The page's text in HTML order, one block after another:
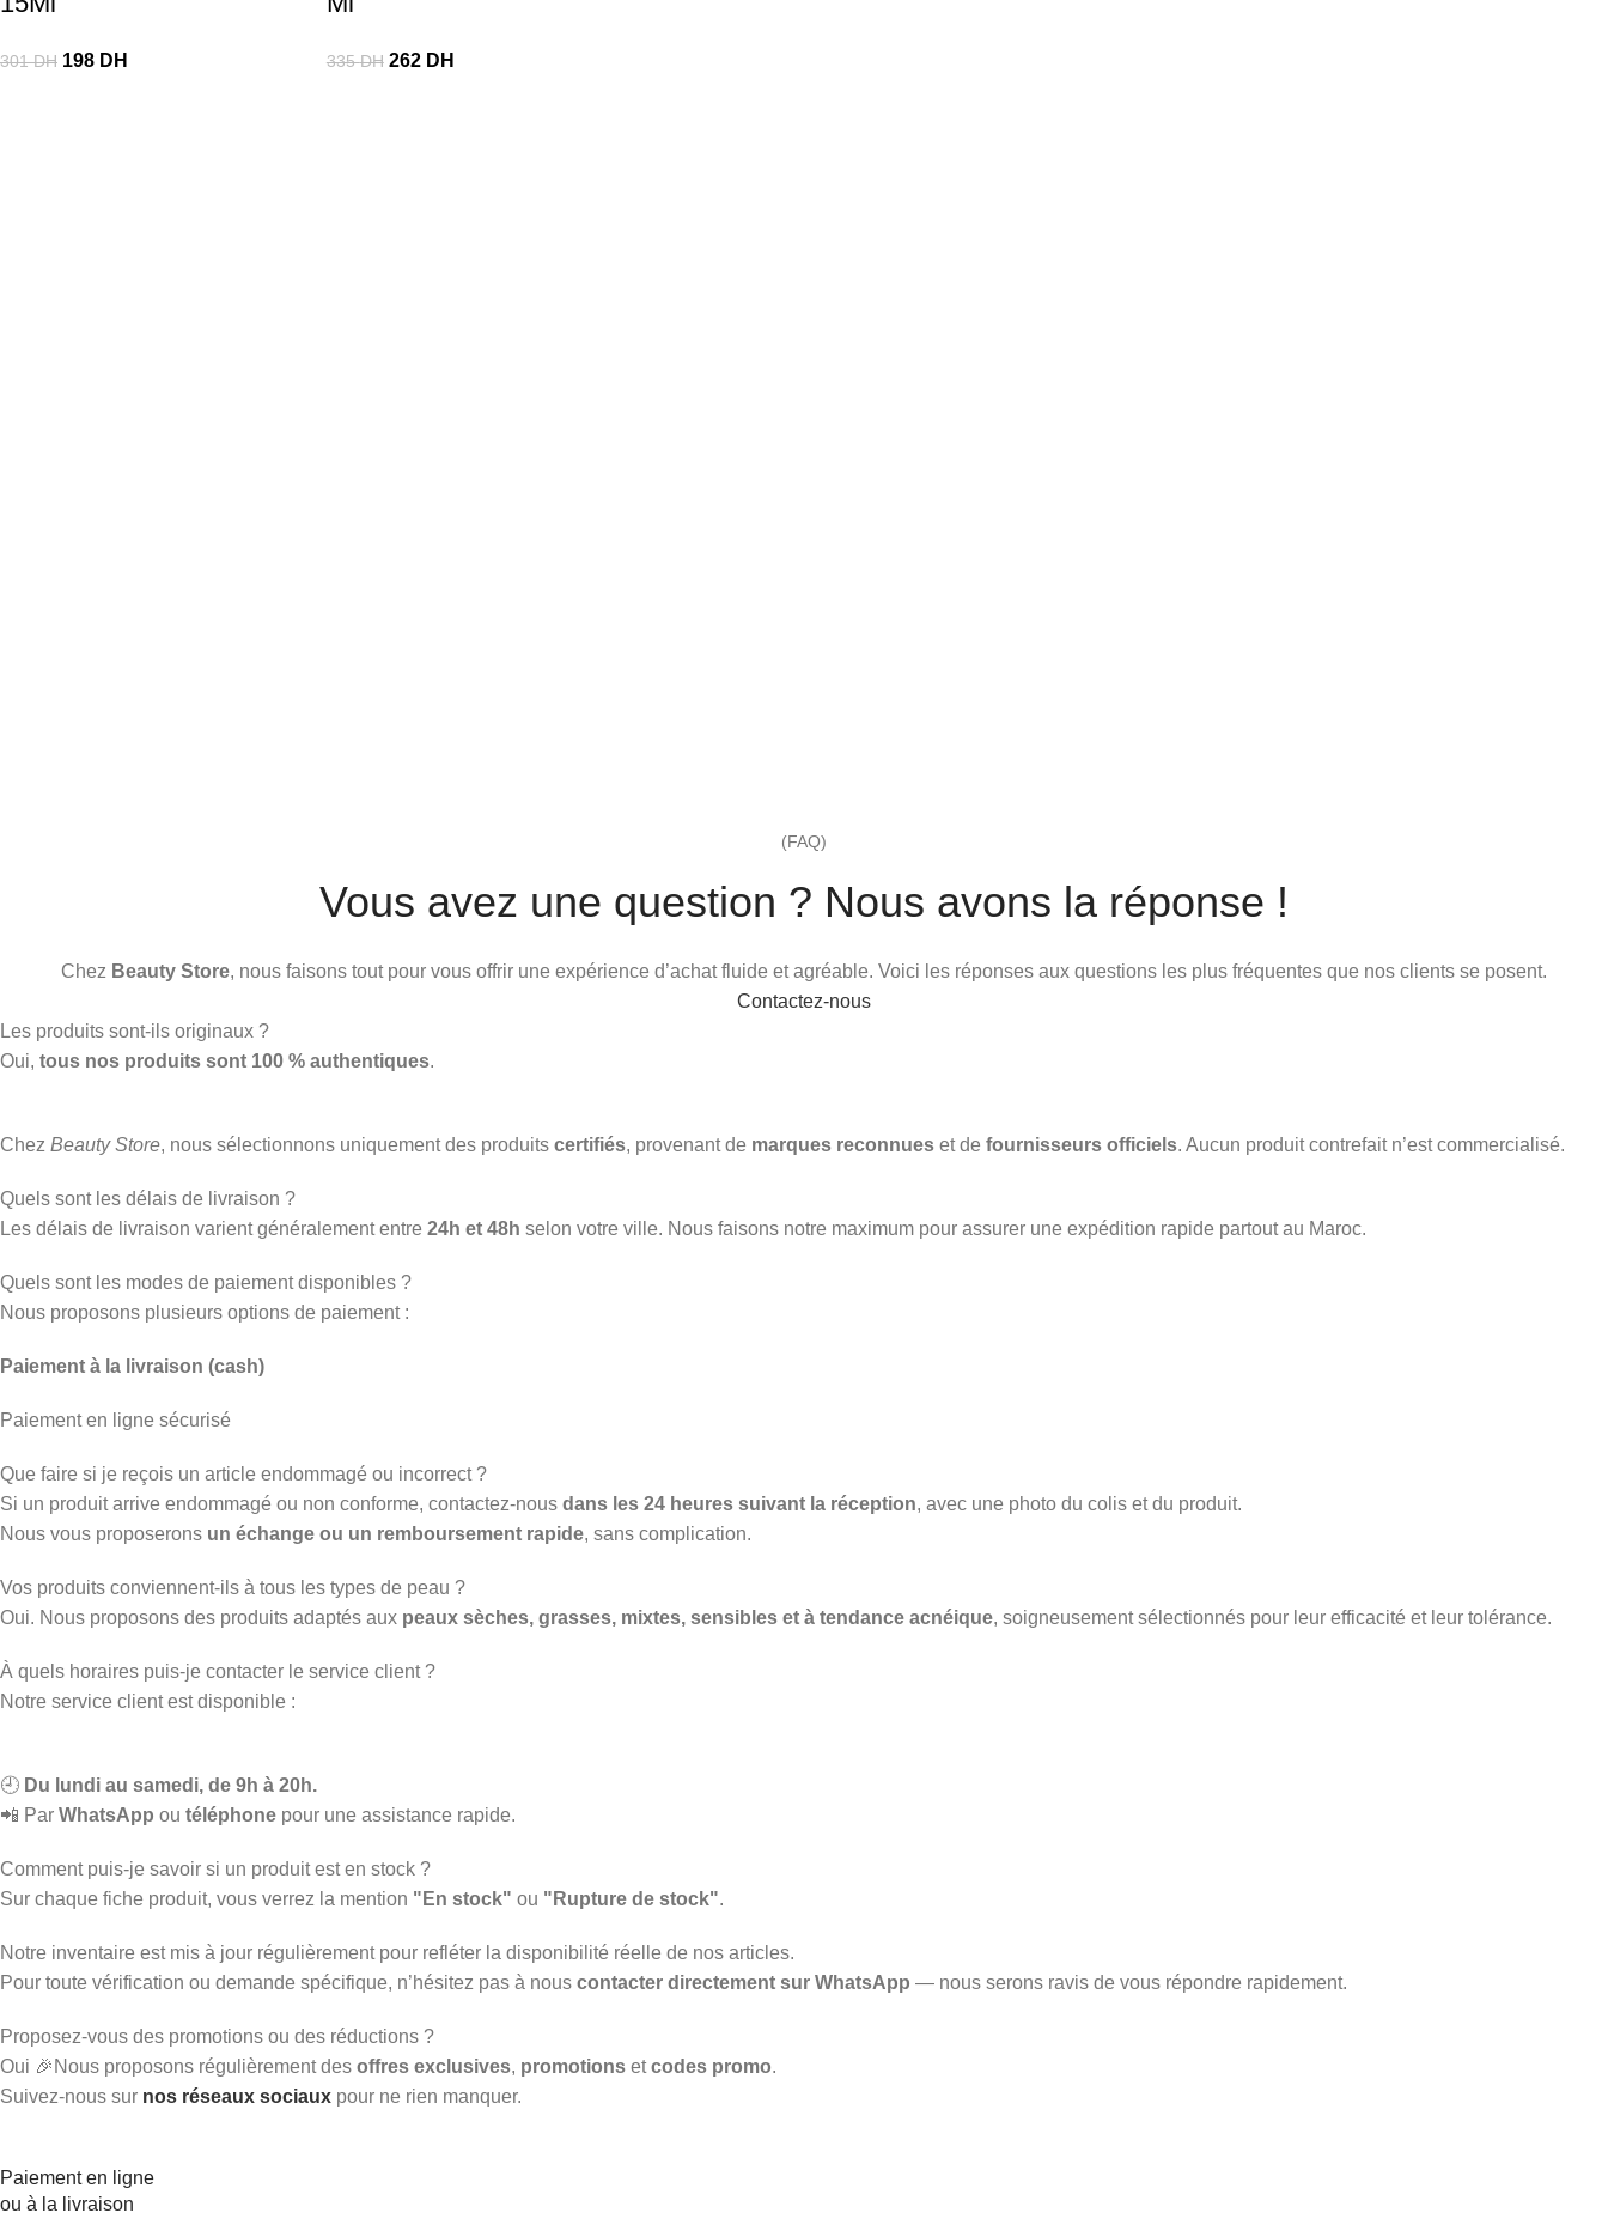
301DH 198 DH 335DH 262 DH
(FAQ)
Vous avez une question ? Nous avons la réponse !
Chez Beauty Store, nous faisons tout pour vous offrir une expérience d’achat fluide et agréable. Voici les réponses aux questions les plus fréquentes que nos clients se posent.
Contactez-nous
Les produits sont-ils originaux ?
Oui, tous nos produits sont 100 % authentiques.
Chez Beauty Store, nous sélectionnons uniquement des produits certifiés, provenant de marques reconnues et de fournisseurs officiels. Aucun produit contrefait n’est commercialisé.
Quels sont les délais de livraison ?
Les délais de livraison varient généralement entre 24h et 48h selon votre ville. Nous faisons notre maximum pour assurer une expédition rapide partout au Maroc.
Quels sont les modes de paiement disponibles ?
Nous proposons plusieurs options de paiement :
Paiement à la livraison (cash)
Paiement en ligne sécurisé
Que faire si je reçois un article endommagé ou incorrect ?
Si un produit arrive endommagé ou non conforme, contactez-nous dans les 24 heures suivant la réception, avec une photo du colis et du produit.
Nous vous proposerons un échange ou un remboursement rapide, sans complication.
Vos produits conviennent-ils à tous les types de peau ?
Oui. Nous proposons des produits adaptés aux peaux sèches, grasses, mixtes, sensibles et à tendance acnéique, soigneusement sélectionnés pour leur efficacité et leur tolérance.
À quels horaires puis-je contacter le service client ?
Notre service client est disponible :
🕘 Du lundi au samedi, de 9h à 20h.
📲 Par WhatsApp ou téléphone pour une assistance rapide.
Comment puis-je savoir si un produit est en stock ?
Sur chaque fiche produit, vous verrez la mention "En stock" ou "Rupture de stock".
Notre inventaire est mis à jour régulièrement pour refléter la disponibilité réelle de nos articles.
Pour toute vérification ou demande spécifique, n’hésitez pas à nous contacter directement sur WhatsApp — nous serons ravis de vous répondre rapidement.
Proposez-vous des promotions ou des réductions ?
Oui 🎉Nous proposons régulièrement des offres exclusives, promotions etcodes promo.
Suivez-nous sur nos réseaux sociaux pour ne rien manquer.
Paiement en ligne
ou à la livraison